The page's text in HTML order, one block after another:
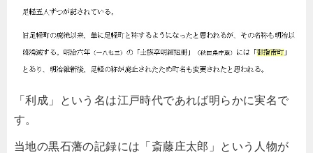
「利成」という名は江戸時代であれば明らかに実名で
す。
当地の黒石藩の記録には「斎藤庄太郎」という人物が